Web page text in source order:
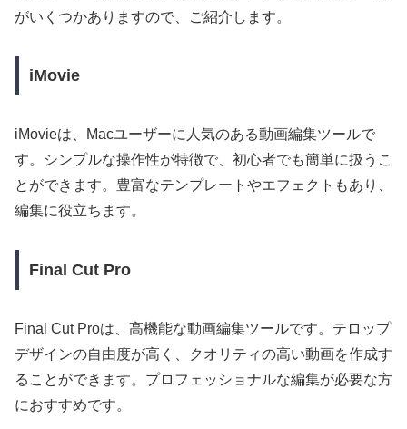
がいくつかありますので、ご紹介します。
iMovie
iMovieは、Macユーザーに人気のある動画編集ツールで
す。シンプルな操作性が特徴で、初心者でも簡単に扱うこ
とができます。豊富なテンプレートやエフェクトもあり、
編集に役立ちます。
Final Cut Pro
Final Cut Proは、高機能な動画編集ツールです。テロップ
デザインの自由度が高く、クオリティの高い動画を作成す
ることができます。プロフェッショナルな編集が必要な方
におすすめです。